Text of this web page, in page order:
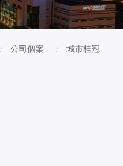
公司個案 城市桂冠